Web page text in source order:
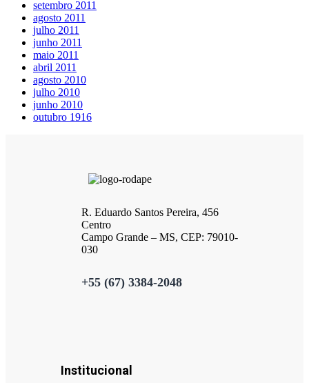
setembro 2011
agosto 2011
julho 2011
junho 2011
maio 2011
abril 2011
agosto 2010
julho 2010
junho 2010
outubro 1916
R. Eduardo Santos Pereira, 456
Centro
Campo Grande – MS, CEP: 79010-
030
+55 (67) 3384-2048
Institucional